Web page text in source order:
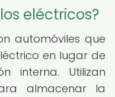
eléctricos?
automóviles que
en lugar de
interna. Utilizan
almacenar la